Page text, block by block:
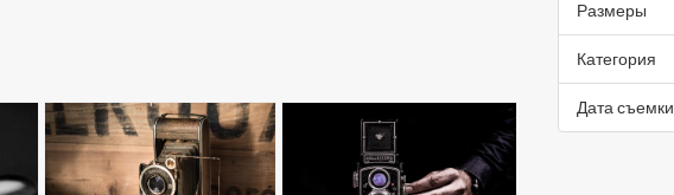
Размеры
Категория
Дата съемки